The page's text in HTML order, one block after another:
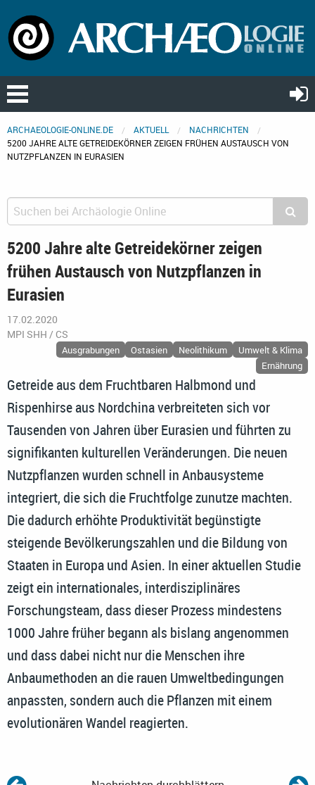
ARCHAEOLOGIE-ONLINE.DE AKTUELL
NACHRICHTEN
5200 JAHRE ALTE GETREIDEKÖRNER ZEIGEN FRÜHEN AUSTAUSCH VON
NUTZPFLANZEN IN EURASIEN
5200 Jahre alte Getreidekörner zeigen
frühen Austausch von Nutzpflanzen in
Eurasien
17.02.2020
MPI SHH / CS
Ausgrabungen Ostasien Neolithikum
Umwelt & Klima
Ernährung
Getreide aus dem Fruchtbaren Halbmond und
Rispenhirse aus Nordchina verbreiteten sich vor
Tausenden von Jahren über Eurasien und führten zu
signifikanten kulturellen Veränderungen. Die neuen
Nutzpflanzen wurden schnell in Anbausysteme
integriert, die sich die Fruchtfolge zunutze machten.
Die dadurch erhöhte Produktivität begünstigte
steigende Bevölkerungszahlen und die Bildung von
Staaten in Europa und Asien. In einer aktuellen Studie
zeigt ein internationales, interdisziplinäres
Forschungsteam, dass dieser Prozess mindestens
1000 Jahre früher begann als bislang angenommen
und dass dabei nicht nur die Menschen ihre
Anbaumethoden an die rauen Umweltbedingungen
anpassten, sondern auch die Pflanzen mit einem
evolutionären Wandel reagierten.